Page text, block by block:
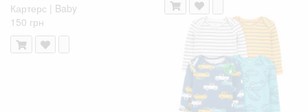
Картерс | Baby
150 грн